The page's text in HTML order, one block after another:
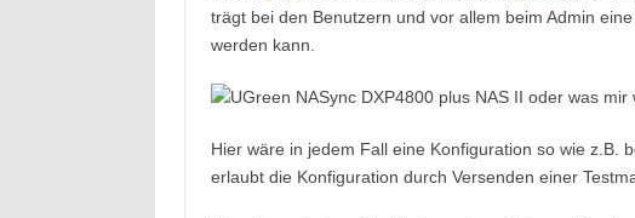
trägt bei den Benutzern und vor allem beim Admin
werden kann.
Hier wäre in jedem Fall eine Konfiguration so wie z.B.
erlaubt die Konfiguration durch Versenden einer